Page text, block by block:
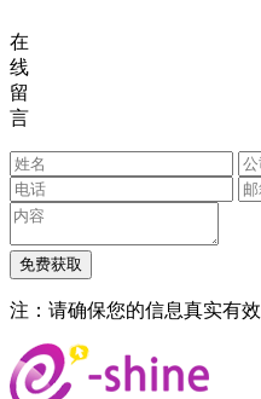
在
线
留
言
注：请确保您的信息真实有效